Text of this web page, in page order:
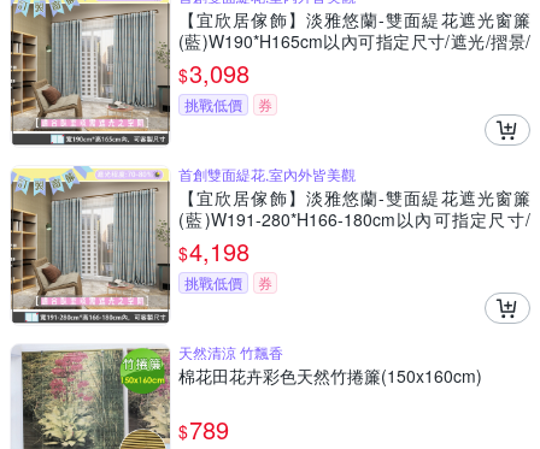
【宜欣居傢飾】淡雅悠蘭-雙面緹花遮光窗簾
(藍)W190*H165cm以內可指定尺寸/遮光/摺景/
半腰/窗簾/台灣製MIT
$3,098
挑戰低價 券
首創雙面緹花,室內外皆美觀
【宜欣居傢飾】淡雅悠蘭-雙面緹花遮光窗簾
(藍)W191-280*H166-180cm以內可指定尺寸/
遮光/摺景/半腰/窗簾/台灣製MIT
$4,198
挑戰低價 券
天然清涼 竹飄香
棉花田花卉彩色天然竹捲簾(150x160cm)
$789